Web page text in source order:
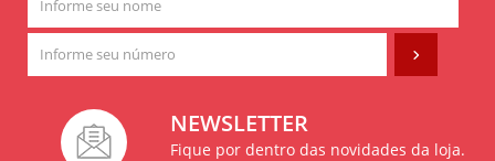
NEWSLETTER
Fique por dentro das novidades da loja.